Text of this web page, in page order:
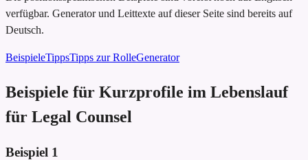
verfügbar. Generator und Leittexte auf dieser Seite sind bereits auf
Deutsch.
BeispieleTippsTipps zur RolleGenerator
Beispiele für Kurzprofile im Lebenslauf
für Legal Counsel
Beispiel 1